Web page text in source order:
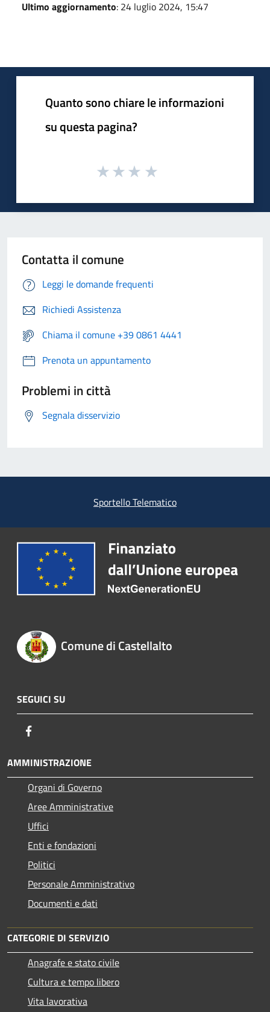
Ultimo aggiornamento: 24 luglio 2024, 15:47
Quanto sono chiare le informazioni
su questa pagina?
Contatta il comune
Leggi le domande frequenti
Richiedi Assistenza
Chiama il comune +39 0861 4441
Prenota un appuntamento
Problemi in città
Segnala disservizio
Sportello Telematico
Comune di Castellalto
SEGUICI SU
AMMINISTRAZIONE
Organi di Governo
Aree Amministrative
Uffici
Enti e fondazioni
Politici
Personale Amministrativo
Documenti e dati
CATEGORIE DI SERVIZIO
Anagrafe e stato civile
Cultura e tempo libero
Vita lavorativa